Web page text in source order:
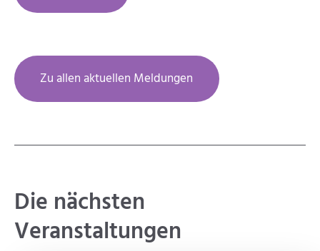
Zu allen aktuellen Meldungen
Die nächsten
Veranstaltungen